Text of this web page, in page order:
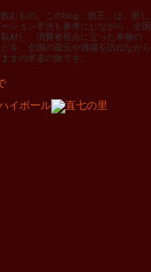
むもの。このblog「酒王」は、新し
ション手法も参考にしながら、全国
材し、消費者視点に立った本物の
を、全国の蔵元や酒場を訪ねながら
まの求道の旅です。